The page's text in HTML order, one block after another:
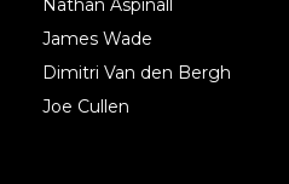
Nathan Aspinall
James Wade
Dimitri Van den Bergh
Joe Cullen